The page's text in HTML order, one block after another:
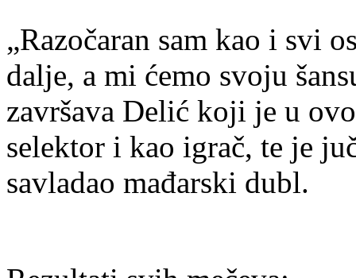
„Razočaran sam kao i svi
dalje, a mi ćemo svoju
završava Delić koji je u
selektor i kao igrač, te je
savladao mađarski dubl.